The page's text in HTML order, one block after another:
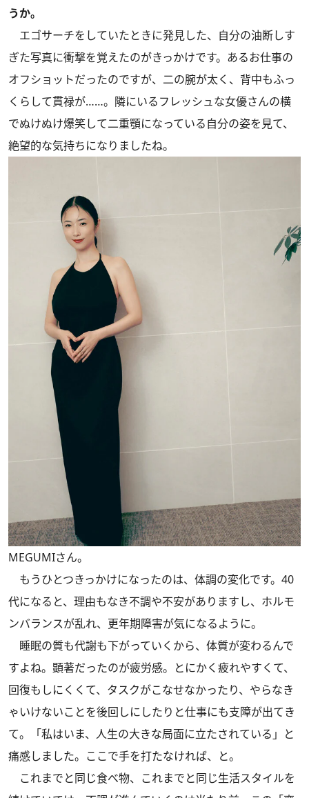
うか。
エゴサーチをしていたときに発見した、自分の油断しす
ぎた写真に衝撃を覚えたのがきっかけです。あるお仕事の
オフショットだったのですが、二の腕が太く、背中もふっ
くらして貫禄が……。隣にいるフレッシュな女優さんの横
でぬけぬけ爆笑して二重顎になっている自分の姿を見て、
絶望的な気持ちになりましたね。
MEGUMIさん。
もうひとつきっかけになったのは、体調の変化です。40
代になると、理由もなき不調や不安がありますし、ホルモ
ンバランスが乱れ、更年期障害が気になるように。
睡眠の質も代謝も下がっていくから、体質が変わるんで
すよね。顕著だったのが疲労感。とにかく疲れやすくて、
回復もしにくくて、タスクがこなせなかったり、やらなき
ゃいけないことを後回しにしたりと仕事にも支障が出てき
て。「私はいま、人生の大きな局面に立たされている」と
痛感しました。ここで手を打たなければ、と。
これまでと同じ食べ物、これまでと同じ生活スタイルを